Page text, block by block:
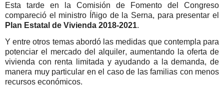
Esta tarde en la Comisión de Fomento del Congreso
compareció el ministro Íñigo de la Serna, para presentar el
Plan Estatal de Vivienda 2018-2021.
Y entre otros temas abordó las medidas que contempla para
potenciar el mercado del alquiler, aumentando la oferta de
vivienda con renta limitada y ayudando a la demanda, de
manera muy particular en el caso de las familias con menos
recursos económicos.